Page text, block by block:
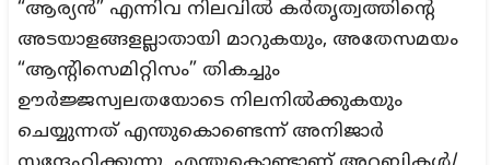
“ആര്യൻ” എന്നിവ നിലവിൽ കർതൃത്വത്തിന്റെ
അടയാളങ്ങളല്ലാതായി മാറുകയും, അതേസമയം
“ആന്റിസെമിറ്റിസം” തികച്ചും
ഊര്‍ജ്ജസ്വലതയോടെ നിലനിൽക്കുകയും
ചെയ്യുന്നത് എന്തുകൊണ്ടെന്ന് അനിജാർ